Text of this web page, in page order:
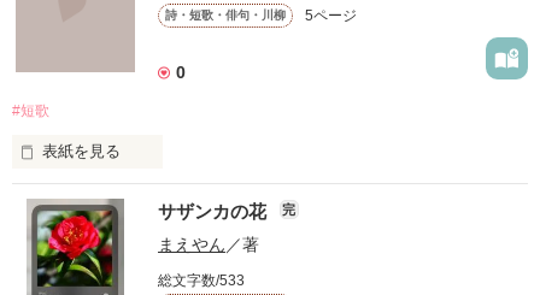
詩・短歌・俳句・川柳 5ページ
0
#短歌
表紙を見る
短歌第２弾デス✨
作品を読む
サザンカの花 完
まえやん ／著
総文字数/533